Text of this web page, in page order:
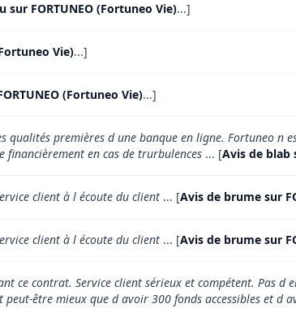
sur FORTUNEO (Fortuneo Vie)...]
Vie)...]
(Fortuneo Vie)...]
premières d une banque en ligne. Fortuneo
financièrement en cas de trurbulences ... [Avis de blab
client à l écoute du client ... [Avis de brume sur
client à l écoute du client ... [Avis de brume sur
ce contrat. Service client sérieux et compétent. Pas
être mieux que d avoir 300 fonds accessibles et d